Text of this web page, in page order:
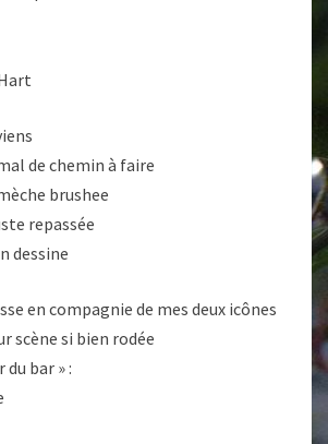
de chemin à faire
brushee
repassée
dessine
en compagnie de mes deux icônes
scène si bien rodée
bar » :